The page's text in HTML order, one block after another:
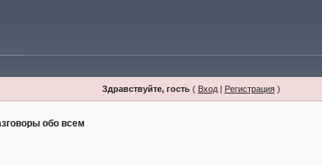
Здравствуйте, гость( Вход| Регистрация)
обо всем